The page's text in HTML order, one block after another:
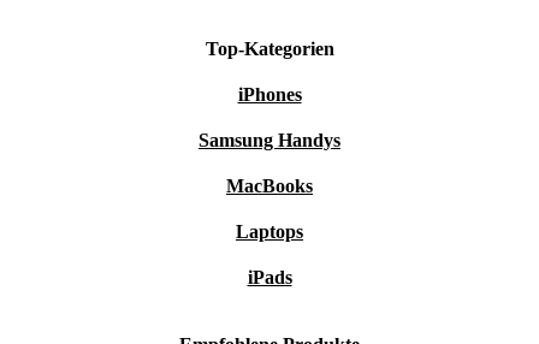
Top-Kategorien
iPhones
Samsung Handys
MacBooks
Laptops
iPads